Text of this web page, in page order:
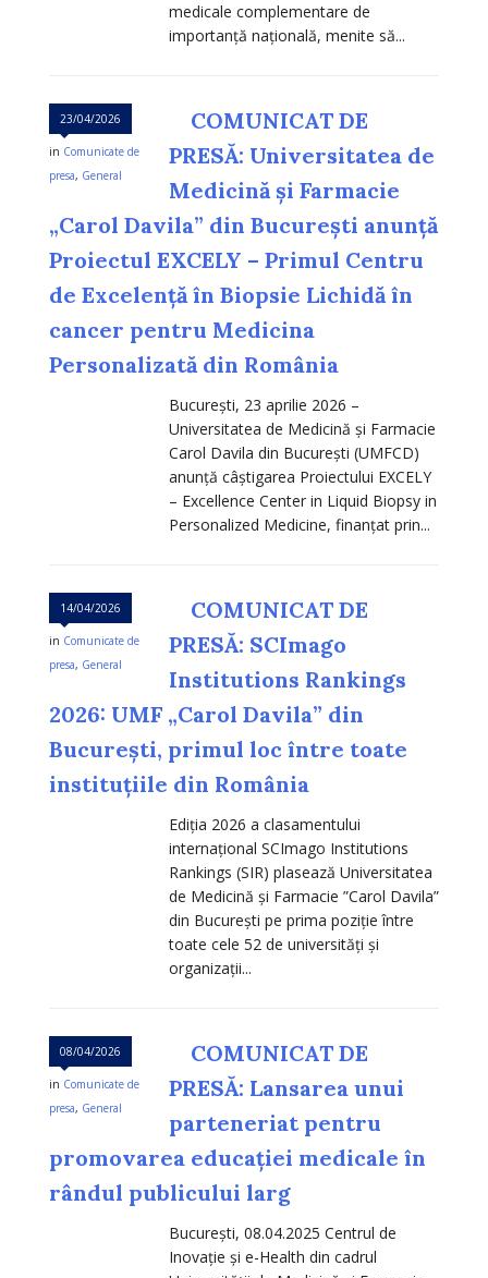
medicale complementare de
importanță națională, menite să...
23/04/2026
in Comunicate de
presa, General
COMUNICAT DE
PRESĂ: Universitatea de
Medicină și Farmacie
„Carol Davila” din București anunță
Proiectul EXCELY – Primul Centru
de Excelență în Biopsie Lichidă în
cancer pentru Medicina
Personalizată din România
București, 23 aprilie 2026 –
Universitatea de Medicină și Farmacie
Carol Davila din București (UMFCD)
anunță câștigarea Proiectului EXCELY
– Excellence Center in Liquid Biopsy in
Personalized Medicine, finanțat prin...
14/04/2026
in Comunicate de
presa, General
COMUNICAT DE
PRESĂ: SCImago
Institutions Rankings
2026: UMF „Carol Davila” din
București, primul loc între toate
instituțiile din România
Ediția 2026 a clasamentului
internațional SCImago Institutions
Rankings (SIR) plasează Universitatea
de Medicină și Farmacie ”Carol Davila”
din București pe prima poziție între
toate cele 52 de universități și
organizații...
08/04/2026
in Comunicate de
presa, General
COMUNICAT DE
PRESĂ: Lansarea unui
parteneriat pentru
promovarea educației medicale în
rândul publicului larg
București, 08.04.2025 Centrul de
Inovație și e-Health din cadrul